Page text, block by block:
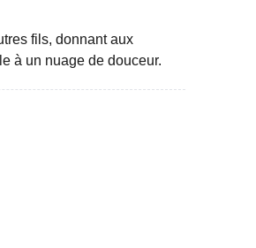
fils, donnant aux
à un nuage de douceur.